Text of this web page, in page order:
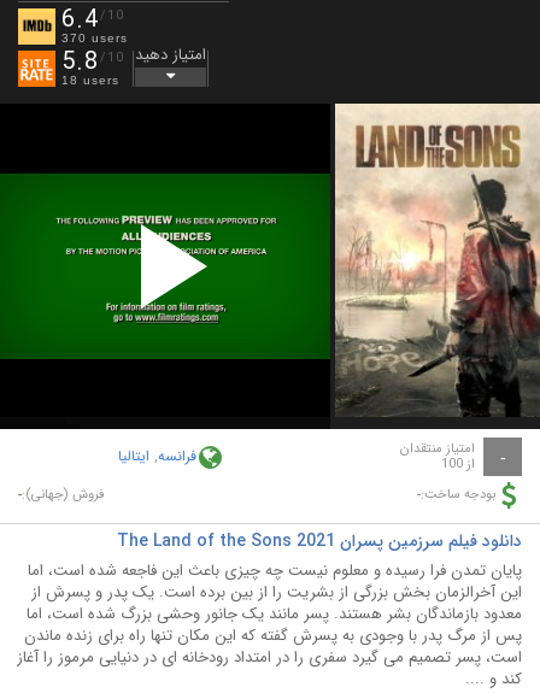
6.4/10
370 users
5.8 /10
18 users
امتیاز دهید
Play
Video
- امتیاز منتقدان
از 100 فرانسه, ایتالیا
بودجه ساخت:- فروش (جهانی):-
دانلود فیلم سرزمین پسران The Land of the Sons 2021
پایان تمدن فرا رسیده و معلوم نیست چه چیزی باعث این فاجعه شده است، اما
این آخرالزمان بخش بزرگی از بشریت را از بین برده است. یک پدر و پسرش از
معدود بازماندگان بشر هستند. پسر مانند یک جانور وحشی بزرگ شده است، اما
پس از مرگ پدر با وجودی به پسرش گفته که این مکان تنها راه برای زنده ماندن
است، پسر تصمیم می گیرد سفری را در امتداد رودخانه ای در دنیایی مرموز را آغاز
کند و ....